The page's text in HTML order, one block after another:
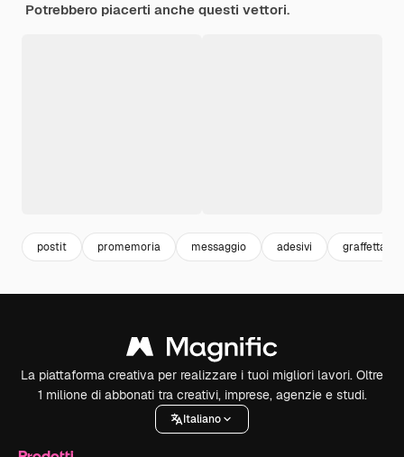
Potrebbero piacerti anche questi vettori.
postit promemoria messaggio adesivi graffetta
La piattaforma creativa per realizzare i tuoi migliori lavori. Oltre
1 milione di abbonati tra creativi, imprese, agenzie e studi.
Italiano